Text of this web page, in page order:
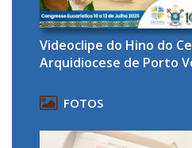
Videoclipe do Hino do
Arquidiocese de Porto
FOTOS